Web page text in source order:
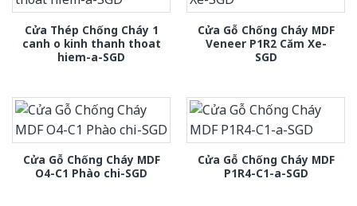
Cửa Thép Chống Cháy 1
canh o kinh thanh thoat
hiem-a-SGD
Cửa Gỗ Chống Cháy MDF
Veneer P1R2 Căm Xe-
SGD
Cửa Gỗ Chống Cháy MDF
O4-C1 Phào chi-SGD
Cửa Gỗ Chống Cháy MDF
P1R4-C1-a-SGD